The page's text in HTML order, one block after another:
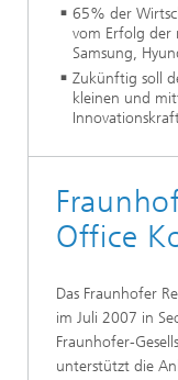
65% der
vom Erfolg der
Samsung,
Zukünftig soll
kleinen und
Office
Das Fraunhofer
im Juli 2007 in
Fraunhofer-
unterstützt die